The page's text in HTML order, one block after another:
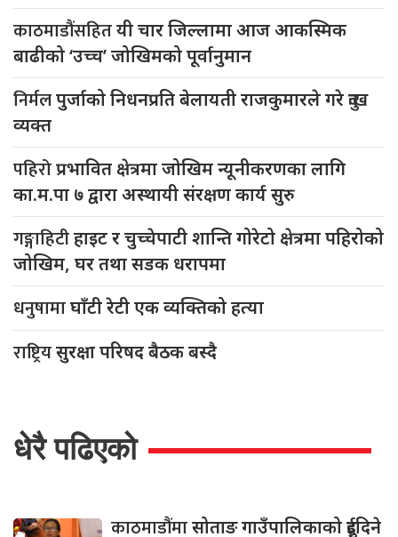
काठमाडौंसहितयी चार जिल्लामा आज आकस्मिक
बाढीको ‘उच्च’ जोखिमको पूर्वानुमान
निर्मलपुर्जाको निधनप्रति बेलायती राजकुमारले गरे दुःख
व्यक्त
पहिरोप्रभावित क्षेत्रमा जोखिम न्यूनीकरणका लागि
का.म.पा ७ द्वारा अस्थायी संरक्षण कार्य सुरु
गङ्गाहिटीहाइट र चुच्चेपाटी शान्ति गोरेटो क्षेत्रमा पहिरोको
जोखिम, घर तथा सडक धरापमा
धनुषामाघाँटी रेटी एक व्यक्तिको हत्या
राष्ट्रियसुरक्षा परिषद बैठक बस्दै
धेरै पढिएको
काठमाडौंमासोताङ गाउँपालिकाको दुईदिने